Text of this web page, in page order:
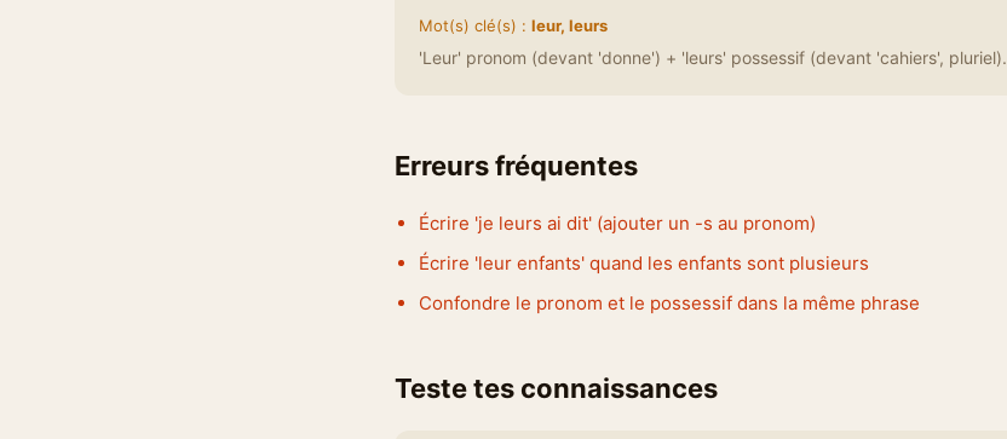
Mot(s) clé(s) : leur, leurs
'Leur' pronom (devant 'donne') + 'leurs' possessif (devant 'cahiers', pluriel).
Erreurs fréquentes
Écrire 'je leurs ai dit' (ajouter un -s au pronom)
Écrire 'leur enfants' quand les enfants sont plusieurs
Confondre le pronom et le possessif dans la même phrase
Teste tes connaissances